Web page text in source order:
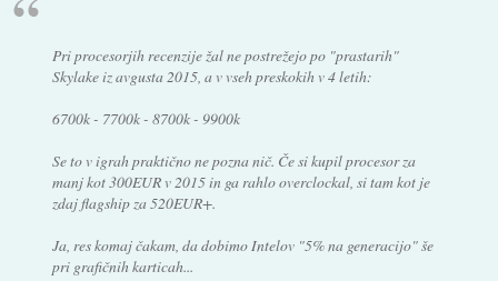
Pri procesorjih recenzije žal ne postrežejo po "prastarih"
Skylake iz avgusta 2015, a v vseh preskokih v 4 letih:
6700k - 7700k - 8700k - 9900k
Se to v igrah praktično ne pozna nič. Če si kupil procesor za
manj kot 300EUR v 2015 in ga rahlo overclockal, si tam kot je
zdaj flagship za 520EUR+.
Ja, res komaj čakam, da dobimo Intelov "5% na generacijo" še
pri grafičnih karticah...